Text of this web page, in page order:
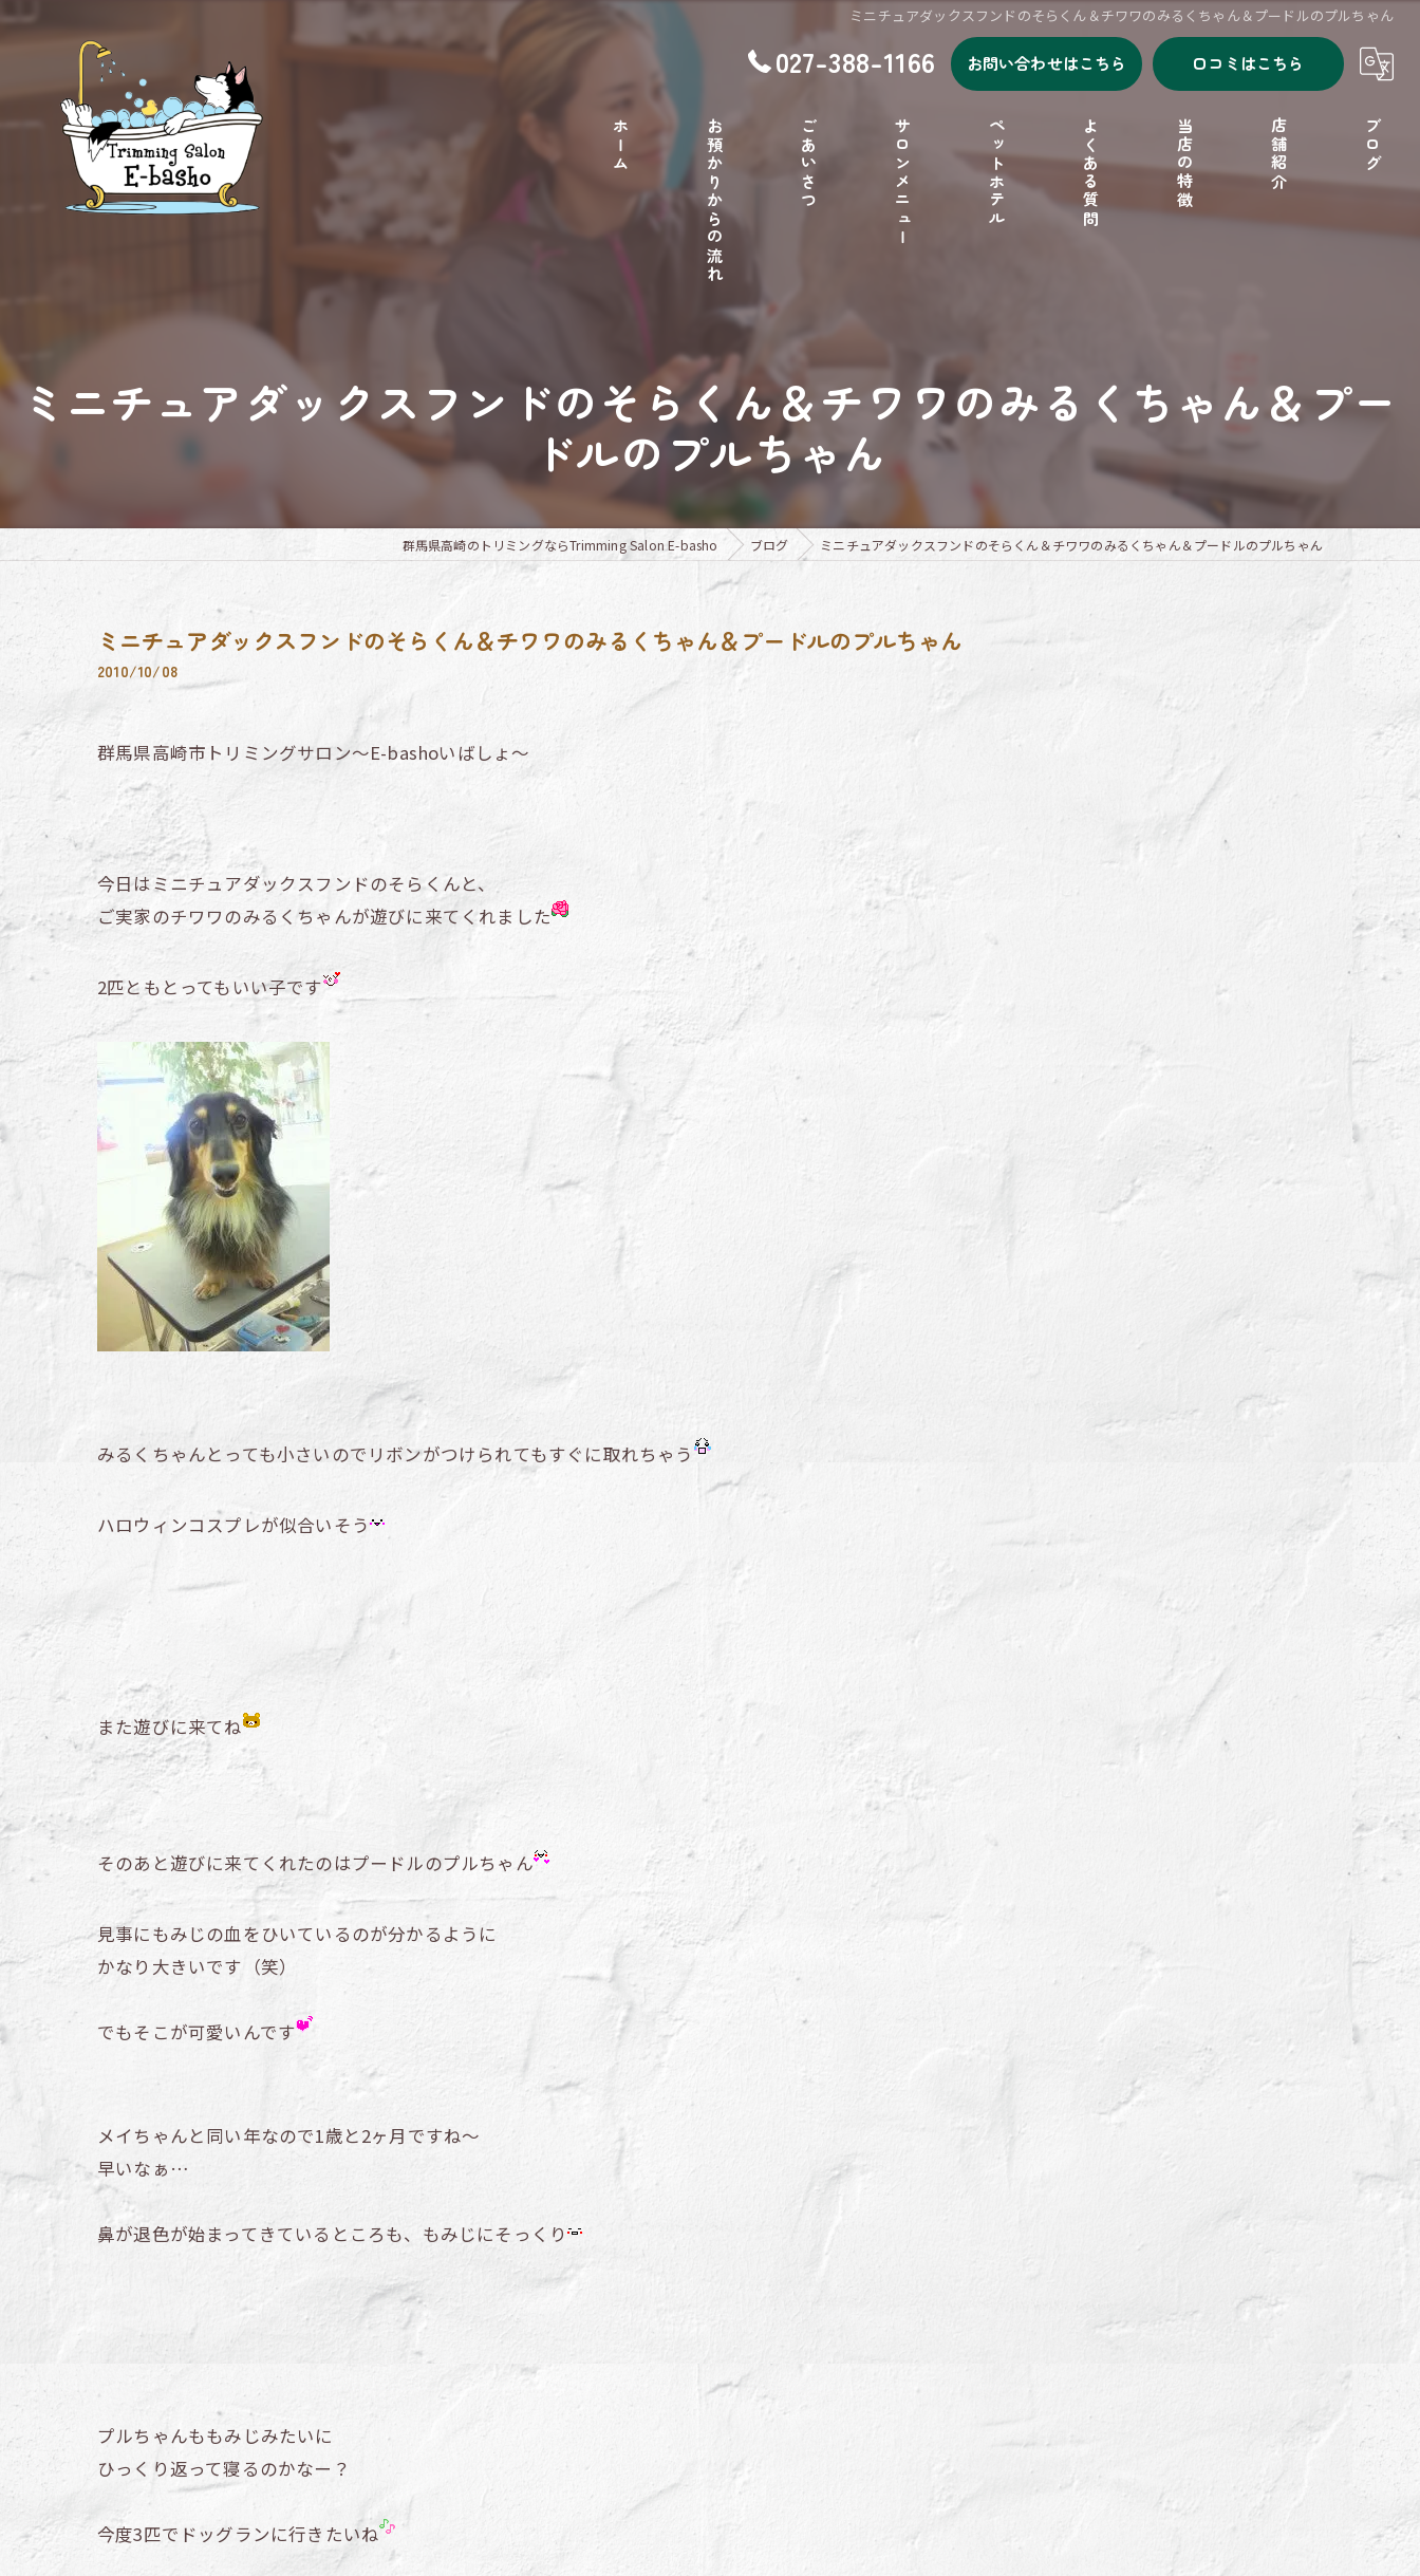
ミニチュアダックスフンドのそらくん＆チワワのみるくちゃん＆プードルのプルちゃん
027-388-1166 お問い合わせはこちら 口コミはこちら
ホーム お預かりからの流れ ごあいさつ サロンメニュー ペットホテル よくある質問 当店の特徴
フリーゲージ
店舗紹介 ブログ
ミニチュアダックスフンドのそらくん＆チワワのみるくちゃん＆プー
ドルのプルちゃん
群馬県高崎のトリミングならTrimming Salon E-basho ブログ ミニチュアダックスフンドのそらくん＆チワワのみるくちゃん＆プードルのプルちゃん
ミニチュアダックスフンドのそらくん＆チワワのみるくちゃん＆プードルのプルちゃん
2010/10/08
群馬県高崎市トリミングサロン～E-bashoいばしょ～
今日はミニチュアダックスフンドのそらくんと、
ご実家のチワワのみるくちゃんが遊びに来てくれました
2匹ともとってもいい子です
みるくちゃんとっても小さいのでリボンがつけられてもすぐに取れちゃう
ハロウィンコスプレが似合いそう
また遊びに来てね
そのあと遊びに来てくれたのはプードルのプルちゃん
見事にもみじの血をひいているのが分かるように
かなり大きいです（笑）
でもそこが可愛いんです
メイちゃんと同い年なので1歳と2ヶ月ですね～
早いなぁ…
鼻が退色が始まってきているところも、もみじにそっくり
プルちゃんももみじみたいに
ひっくり返って寝るのかなー？
今度3匹でドッグランに行きたいね